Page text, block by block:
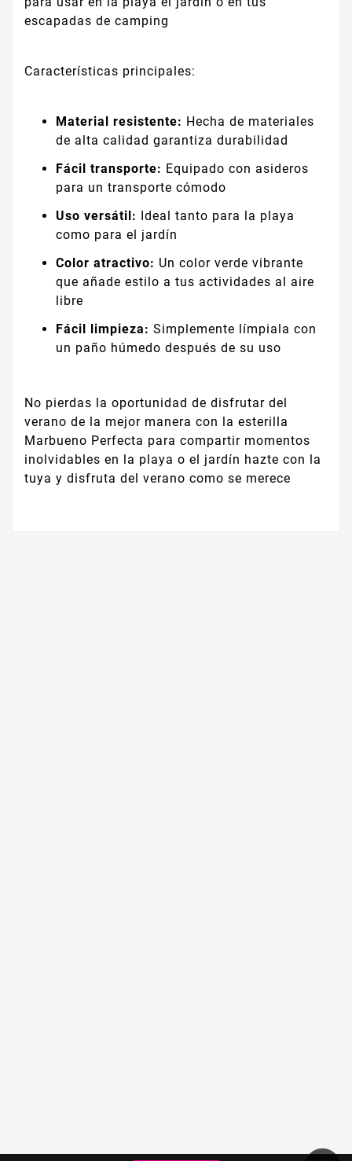
escapadas de camping
Características principales:
Material resistente: Hecha de materiales
de alta calidad garantiza durabilidad
Fácil transporte: Equipado con asideros
para un transporte cómodo
Uso versátil: Ideal tanto para la playa
como para el jardín
Color atractivo: Un color verde vibrante
que añade estilo a tus actividades al aire
libre
Fácil limpieza: Simplemente límpiala con
un paño húmedo después de su uso
No pierdas la oportunidad de disfrutar del
verano de la mejor manera con la esterilla
Marbueno Perfecta para compartir momentos
inolvidables en la playa o el jardín hazte con la
tuya y disfruta del verano como se merece